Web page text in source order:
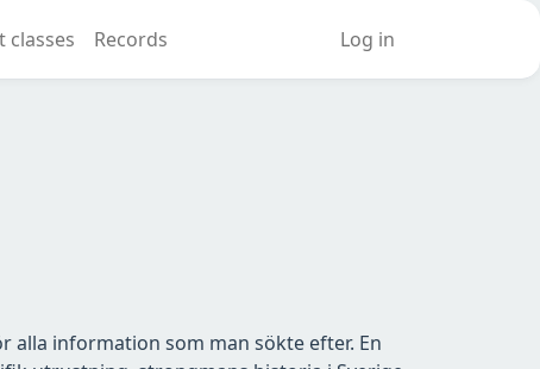
classes Records Log in
alla information som man sökte efter. En